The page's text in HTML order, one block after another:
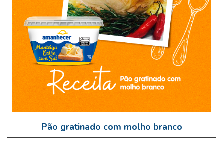
Pão gratinado com molho branco